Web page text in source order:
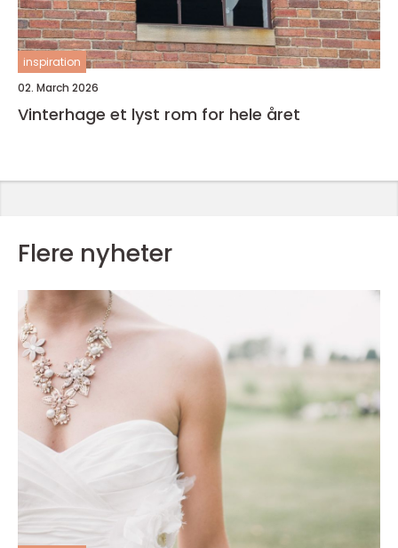
inspiration
02. March 2026
Vinterhage et lyst rom for hele året
Flere nyheter